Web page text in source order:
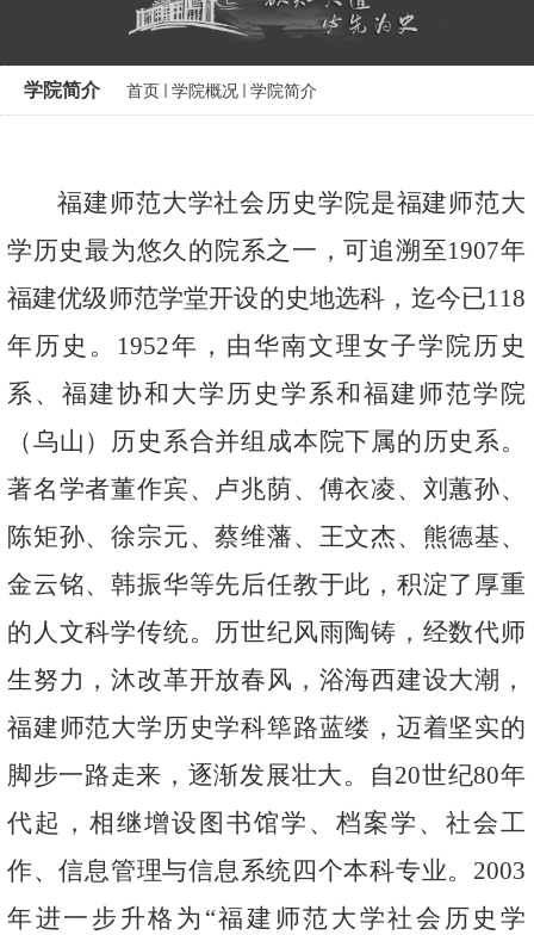
学院简介 首页 学院概况 学院简介
福建师范大学社会历史学院是福建师范大
学历史最为悠久的院系之一，可追溯至1907年
福建优级师范学堂开设的史地选科，迄今已118
年历史。 1952年，由华南文理女子学院历史
系、福建协和大学历史学系和福建师范学院
（乌山）历史系合并组成本院下属的历史系。
著名学者董作宾、卢兆荫、傅衣凌、刘蕙孙、
陈矩孙、徐宗元、蔡维藩、王文杰、熊德基、
金云铭、韩振华等先后任教于此，积淀了厚重
的人文科学传统。历世纪风雨陶铸，经数代师
生努力，沐改革开放春风，浴海西建设大潮，
福建师范大学历史学科筚路蓝缕，迈着坚实的
脚步一路走来，逐渐发展壮大。自20世纪80年
代起，相继增设图书馆学、档案学、社会工
作、信息管理与信息系统四个本科专业。 2003
年进一步升格为“福建师范大学社会历史学